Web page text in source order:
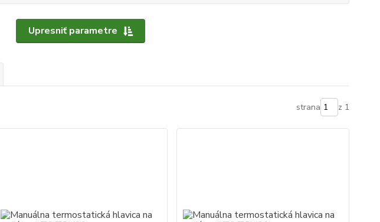
Upresniť parametre
strana z 1